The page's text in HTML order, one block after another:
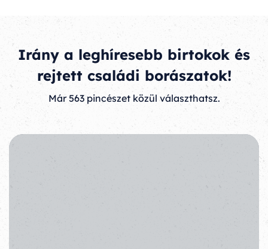
Irány a leghíresebb birtokok és
rejtett családi borászatok!
Már 563 pincészet közül választhatsz.